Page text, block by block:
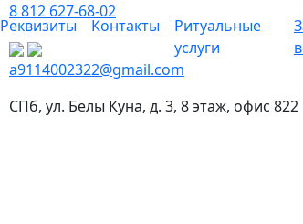
Реквизиты Контакты
Ритуальные
услуги
8 812 627-68-02
a9114002322@gmail.com
СПб, ул. Белы Куна, д. 3, 8 этаж, офис 822